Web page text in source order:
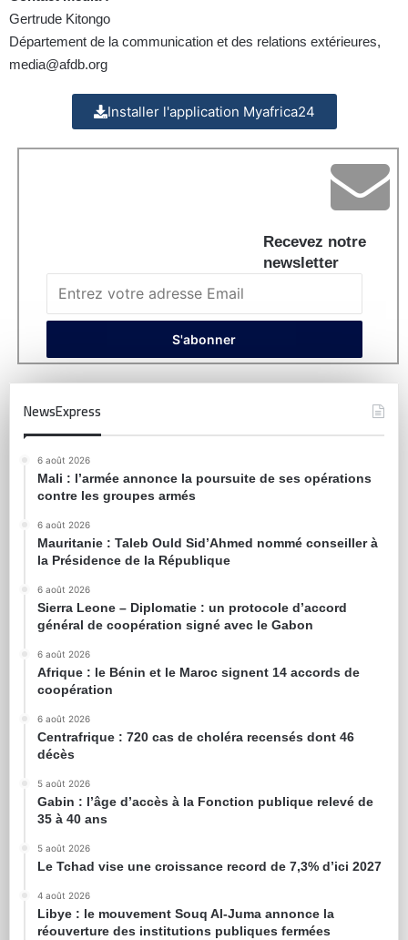
Gertrude Kitongo
Département de la communication et des relations extérieures,
media@afdb.org
Installer l'application Myafrica24
Recevez notre
newsletter
NewsExpress
6 août 2026
Mali : l’armée annonce la poursuite de ses opérations
contre les groupes armés
6 août 2026
Mauritanie : Taleb Ould Sid’Ahmed nommé conseiller à
la Présidence de la République
6 août 2026
Sierra Leone – Diplomatie : un protocole d’accord
général de coopération signé avec le Gabon
6 août 2026
Afrique : le Bénin et le Maroc signent 14 accords de
coopération
6 août 2026
Centrafrique : 720 cas de choléra recensés dont 46
décès
5 août 2026
Gabin : l’âge d’accès à la Fonction publique relevé de
35 à 40 ans
5 août 2026
Le Tchad vise une croissance record de 7,3% d’ici 2027
4 août 2026
Libye : le mouvement Souq Al-Juma annonce la
réouverture des institutions publiques fermées